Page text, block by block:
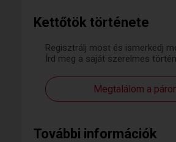
Kettőtök története
Regisztrálj most és ismerkedj
Írd meg a saját szerelmes
Megtalálom a
További információk